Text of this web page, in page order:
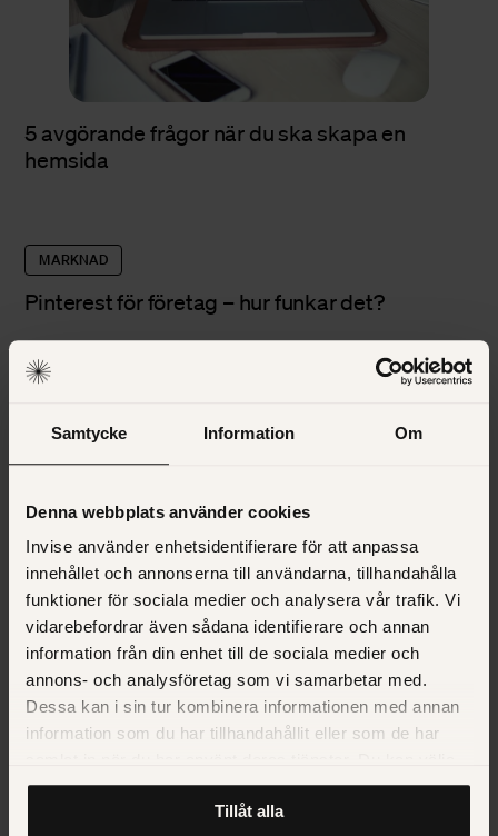
Samtycke Information Om
Denna webbplats använder cookies
Invise använder enhetsidentifierare för att anpassa
innehållet och annonserna till användarna, tillhandahålla
funktioner för sociala medier och analysera vår trafik. Vi
vidarebefordrar även sådana identifierare och annan
information från din enhet till de sociala medier och
annons- och analysföretag som vi samarbetar med.
Dessa kan i sin tur kombinera informationen med annan
information som du har tillhandahållit eller som de har
att klicka på “information” för att välja och justera vilka
cookies som ska sättas. Läs vår
Tillåt alla
5 avgörande frågor när du ska skapa en
hemsida
MARKNAD
Pinterest för företag – hur funkar det?
Instagram för företag – detta behöver du göra
MARKNAD
6 måsten i din sociala medier-strategi
MARKNAD
Checklista för sociala medier i kristider